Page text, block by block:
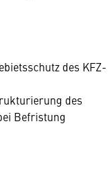
des KFZ-
des
Befristung